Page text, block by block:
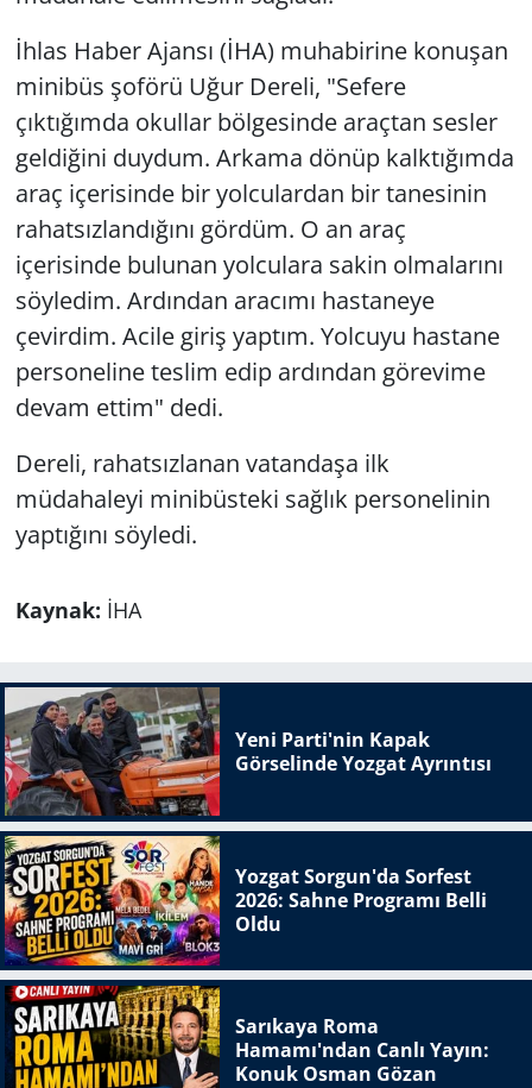
İhlas Haber Ajansı (İHA) muhabirine konuşan
minibüs şoförü Uğur Dereli, "Sefere
çıktığımda okullar bölgesinde araçtan sesler
geldiğini duydum. Arkama dönüp kalktığımda
araç içerisinde bir yolculardan bir tanesinin
rahatsızlandığını gördüm. O an araç
içerisinde bulunan yolculara sakin olmalarını
söyledim. Ardından aracımı hastaneye
çevirdim. Acile giriş yaptım. Yolcuyu hastane
personeline teslim edip ardından görevime
devam ettim" dedi.
Dereli, rahatsızlanan vatandaşa ilk
müdahaleyi minibüsteki sağlık personelinin
yaptığını söyledi.
Kaynak: İHA
Yeni Parti'nin Kapak
Görselinde Yozgat Ayrıntısı
Yozgat Sorgun'da Sorfest
2026: Sahne Programı Belli
Oldu
Sarıkaya Roma
Hamamı'ndan Canlı Yayın:
Konuk Osman Gözan